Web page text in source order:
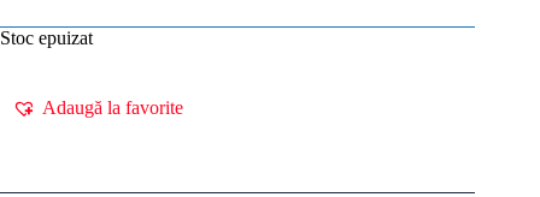
Stoc epuizat
Adaugă la favorite